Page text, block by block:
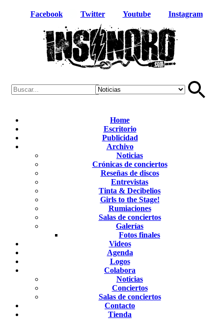
Facebook Twitter Youtube Instagram
Home
Escritorio
Publicidad
Archivo
Noticias
Crónicas de conciertos
Reseñas de discos
Entrevistas
Tinta & Decibelios
Girls to the Stage!
Rumiaciones
Salas de conciertos
Galerías
Fotos finales
Videos
Agenda
Logos
Colabora
Noticias
Conciertos
Salas de conciertos
Contacto
Tienda